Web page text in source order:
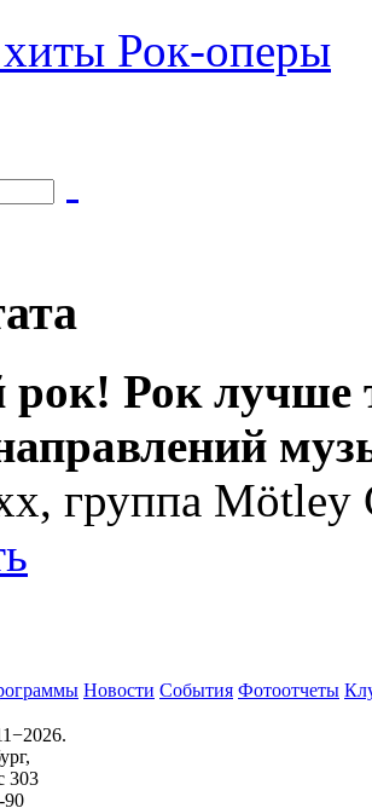
Рок-оперы
Рок лучше
группа Mötley
Новости События Фотоотчеты
303
90